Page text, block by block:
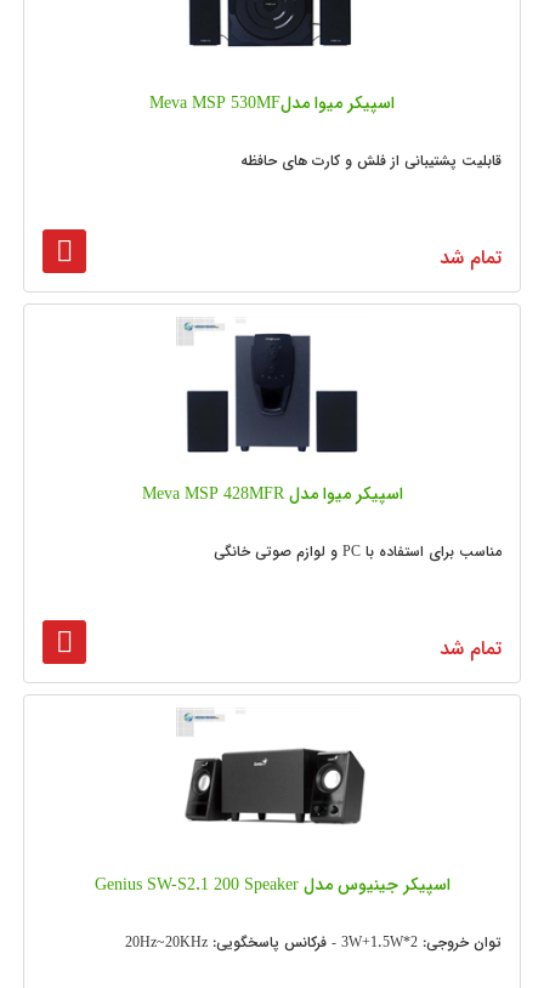
اسپیکر میوا مدلMeva MSP 530MF
قابلیت پشتیبانی از فلش و کارت های حافظه
تمام شد
اسپیکر میوا مدل Meva MSP 428MFR
مناسب برای استفاده با PC و لوازم صوتی خانگی
تمام شد
اسپیکر جینیوس مدل Genius SW-S2.1 200 Speaker
توان خروجی: 3W+1.5W*2 - فرکانس پاسخگویی: 20Hz~20KHz